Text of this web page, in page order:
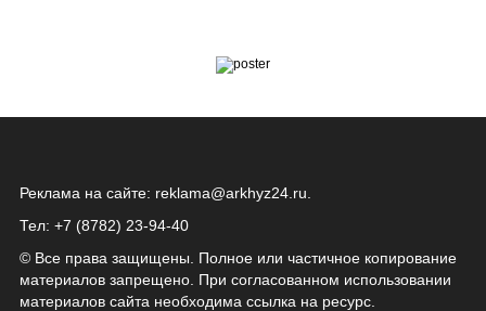
Реклама на сайте: reklama@arkhyz24.ru
Тел: +7 (8782) 23‑94‑40
© Все права защищены. Полное или частичное копирование
материалов запрещено. При согласованном использовании
материалов сайта необходима ссылка на ресурс.